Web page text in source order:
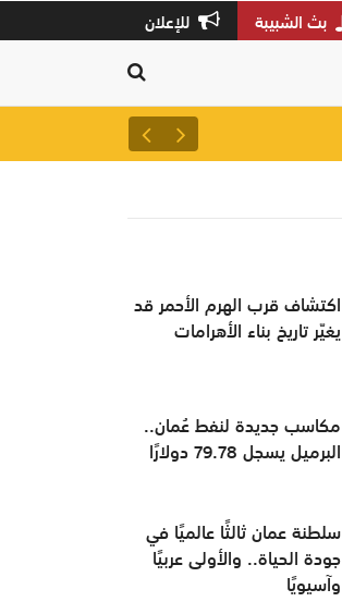
بث الشبيبة للإعلان
سلطنة عمان ثالثًا عالميًا في
اكتشاف قرب الهرم الأحمر قد
يغيّر تاريخ بناء الأهرامات
مكاسب جديدة لنفط عُمان..
البرميل يسجل 79.78 دولارًا
سلطنة عمان ثالثًا عالميًا في
جودة الحياة.. والأولى عربيًا
وآسيويًا